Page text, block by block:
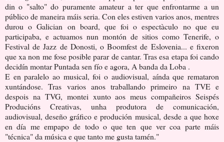
din o "salto" do puramente amateur a ter que enfrontarme a un
público de maneira máis seria. Con eles estiven varios anos, mentres
durou o Galician on board, que foi o espectàculo no que eu
participaba, e actuamos nun montón de sitios como Tenerife, o
Festival de Jazz de Donosti, o Boomfest de Eslovenia... e fixeron
que xa non me fose posible parar de cantar. Tras esa etapa foi cando
decidín montar Puntada sen fío e agora, A banda da Loba .
E en paralelo ao musical, foi o audiovisual, aínda que remataron
xuntándose. Tras varios anos traballando primeiro na TVE e
despois na TVG, montei xunto aos meus compañeiros Seispés
Producións Creativas, unha produtora de comunicación,
audiovisual, deseño gráfico e produción musical, desde a que hoxe
en día me empapo de todo o que ten que ver coa parte máis
"técnica" da música e que tanto me gusta tamén."